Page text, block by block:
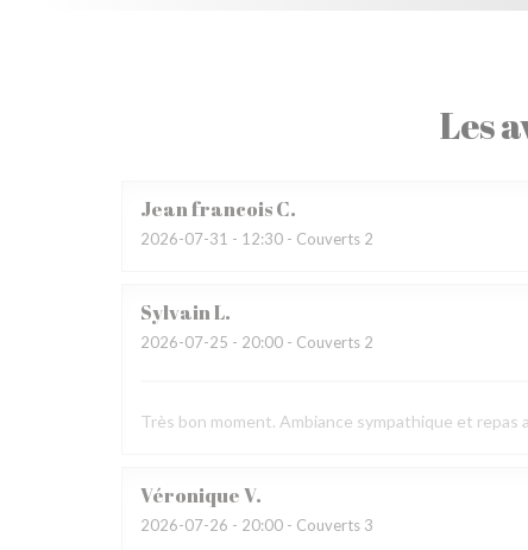
Les
Jean francoisC
2026-07-31 - 12:30 - Couverts 2
SylvainL
2026-07-25 - 20:00 - Couverts 2
Très bon moment. Ambiance sympathique et repas
VéroniqueV
2026-07-26 - 20:00 - Couverts 3